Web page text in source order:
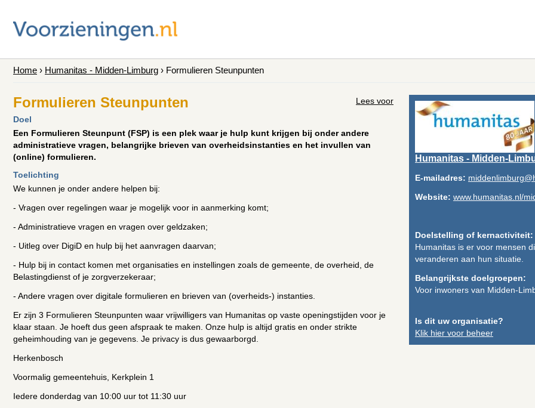
Home › Humanitas - Midden-Limburg › Formulieren Steunpunten
Lees voor
Formulieren Steunpunten
Doel
Een Formulieren Steunpunt (FSP) is een plek waar je hulp kunt krijgen bij onder andere
administratieve vragen, belangrijke brieven van overheidsinstanties en het invullen van
(online) formulieren.
Toelichting
We kunnen je onder andere helpen bij:
- Vragen over regelingen waar je mogelijk voor in aanmerking komt;
- Administratieve vragen en vragen over geldzaken;
- Uitleg over DigiD en hulp bij het aanvragen daarvan;
- Hulp bij in contact komen met organisaties en instellingen zoals de gemeente, de overheid, de
Belastingdienst of je zorgverzekeraar;
- Andere vragen over digitale formulieren en brieven van (overheids-) instanties.
Er zijn 3 Formulieren Steunpunten waar vrijwilligers van Humanitas op vaste openingstijden voor je
klaar staan. Je hoeft dus geen afspraak te maken. Onze hulp is altijd gratis en onder strikte
geheimhouding van je gegevens. Je privacy is dus gewaarborgd.
Herkenbosch
Voormalig gemeentehuis, Kerkplein 1
Iedere donderdag van 10:00 uur tot 11:30 uur
Humanitas - Midden-
E-mailadres:
Website: www.humanitas.nl/
Doelstelling of kernactiviteit:
Humanitas is er voor mensen
veranderen aan hun situatie.
Belangrijkste doelgroepen:
Voor inwoners van Midden-
Is dit uw organisatie?
Klik hier voor beheer